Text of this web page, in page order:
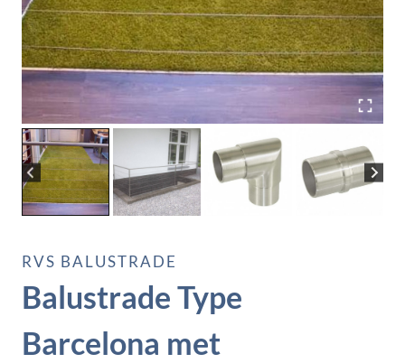
RVS BALUSTRADE
Balustrade Type
Barcelona met